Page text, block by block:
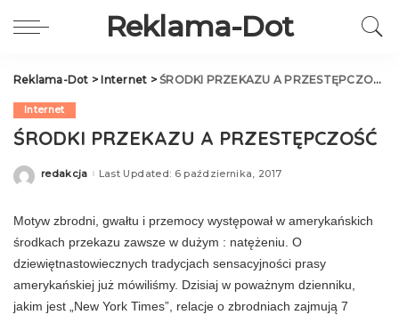
Reklama-Dot
Reklama-Dot > Internet >ŚRODKI PRZEKAZU A PRZESTĘPCZOŚĆ
Internet
ŚRODKI PRZEKAZU A PRZESTĘPCZOŚĆ
Posted
redakcja Last Updated: 6 października, 2017
Motyw zbrodni, gwałtu i przemocy występował w amerykańskich
środkach przekazu zawsze w du­żym : natężeniu. O
dziewiętnastowiecznych trady­cjach sensacyjności prasy
amerykańskiej już mó­wiliśmy. Dzisiaj w poważnym dzienniku,
jakim jest „New York Times”, relacje o zbrodniach zaj­mują 7